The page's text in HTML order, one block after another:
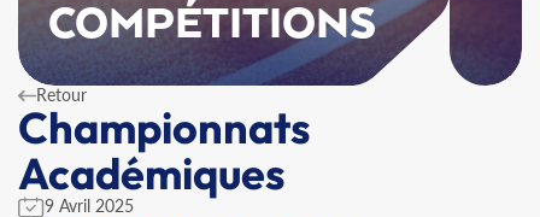
COMPÉTITIONS
Retour
Championnats
Académiques
9 Avril 2025